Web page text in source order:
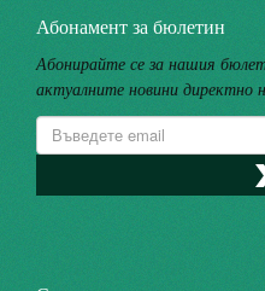
Абонамент за бюлетин
Абонирайте се за нашия
актуалните новини директно